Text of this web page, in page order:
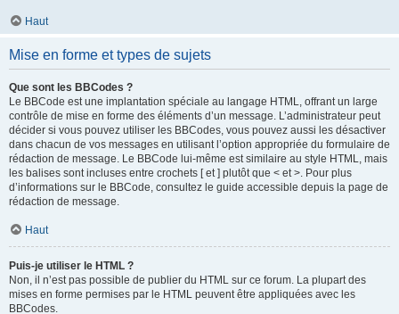
Haut
Mise en forme et types de sujets
Que sont les BBCodes ?
Le BBCode est une implantation spéciale au langage HTML, offrant un large
contrôle de mise en forme des éléments d’un message. L’administrateur peut
décider si vous pouvez utiliser les BBCodes, vous pouvez aussi les désactiver
dans chacun de vos messages en utilisant l’option appropriée du formulaire de
rédaction de message. Le BBCode lui-même est similaire au style HTML, mais
les balises sont incluses entre crochets [ et ] plutôt que < et >. Pour plus
d’informations sur le BBCode, consultez le guide accessible depuis la page de
rédaction de message.
Haut
Puis-je utiliser le HTML ?
Non, il n’est pas possible de publier du HTML sur ce forum. La plupart des
mises en forme permises par le HTML peuvent être appliquées avec les
BBCodes.